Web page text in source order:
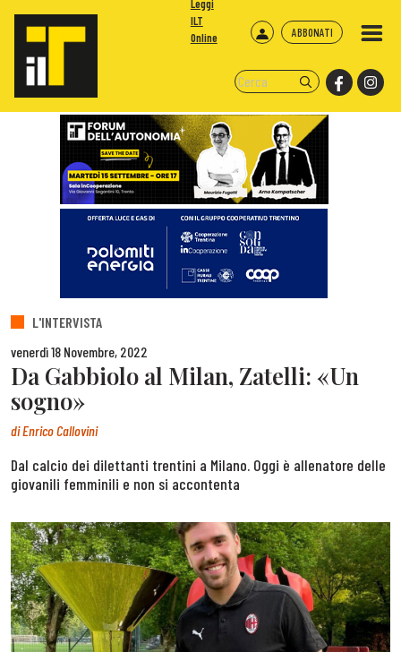
ABBONATI
Leggi
ILT
Online
L'INTERVISTA
venerdì 18 Novembre, 2022
Da Gabbiolo al Milan, Zatelli: «Un
sogno»
diEnrico Callovini
Dal calcio dei dilettanti trentini a Milano. Oggi è allenatore delle
giovanili femminili e non si accontenta